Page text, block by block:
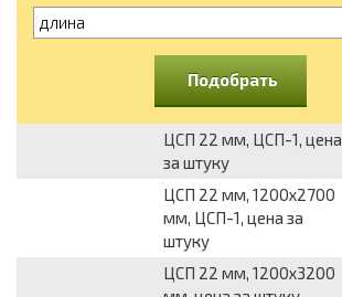
длина
Подобрать
ЦСП 22 мм, ЦСП-1, цена
за штуку
ЦСП 22 мм, 1200х2700
мм, ЦСП-1, цена за
штуку
ЦСП 22 мм, 1200х3200